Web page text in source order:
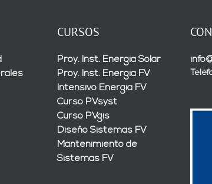
CURSOS
Proy. Inst. Energía Solar
Proy. Inst. Energía FV
Intensivo Energía FV
Curso PVsyst
Curso PVgis
Diseño Sistemas FV
Mantenimiento de
Sistemas FV